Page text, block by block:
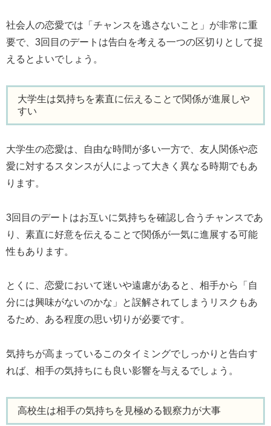
社会人の恋愛では「チャンスを逃さないこと」が非常に重
要で、3回目のデートは告白を考える一つの区切りとして捉
えるとよいでしょう。
大学生は気持ちを素直に伝えることで関係が進展しや
すい
大学生の恋愛は、自由な時間が多い一方で、友人関係や恋
愛に対するスタンスが人によって大きく異なる時期でもあ
ります。
3回目のデートはお互いに気持ちを確認し合うチャンスであ
り、素直に好意を伝えることで関係が一気に進展する可能
性もあります。
とくに、恋愛において迷いや遠慮があると、相手から「自
分には興味がないのかな」と誤解されてしまうリスクもあ
るため、ある程度の思い切りが必要です。
気持ちが高まっているこのタイミングでしっかりと告白す
れば、相手の気持ちにも良い影響を与えるでしょう。
高校生は相手の気持ちを見極める観察力が大事